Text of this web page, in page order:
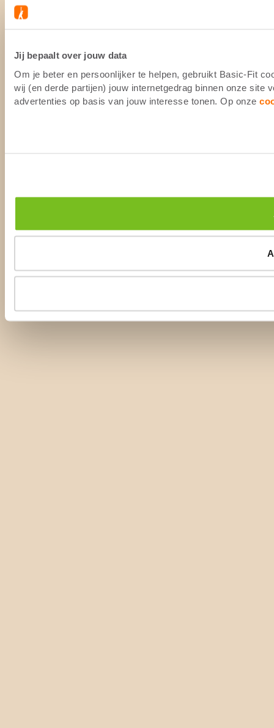
Jij bepaalt over jouw data
Om je beter en persoonlijker te helpen, gebruikt Basic-Fit
wij (en derde partijen) jouw internetgedrag binnen onze site
advertenties op basis van jouw interesse tonen. Op onze